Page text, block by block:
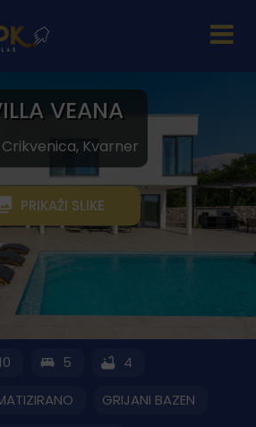
VEANA
Crikvenica, Kvarner
PRIKAŽI SLIKE
5
4
GRIJANI BAZEN